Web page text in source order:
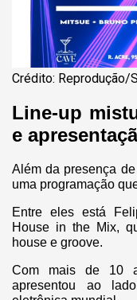
Crédito: Reprodução/
Line-up
e
Além da presença
uma programação
Entre eles está
House in the Mix,
house e groove.
Com mais de 10
apresentou ao